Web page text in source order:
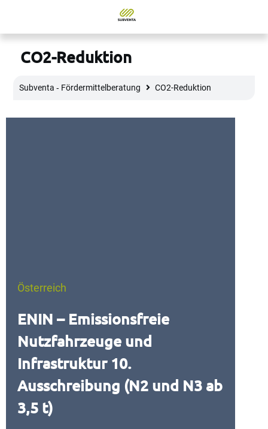
CO2-Reduktion
Subventa ‐ Fördermittelberatung CO2-Reduktion
Österreich
ENIN – Emissionsfreie
Nutzfahrzeuge und
Infrastruktur 10.
Ausschreibung (N2 und N3 ab
3,5 t)